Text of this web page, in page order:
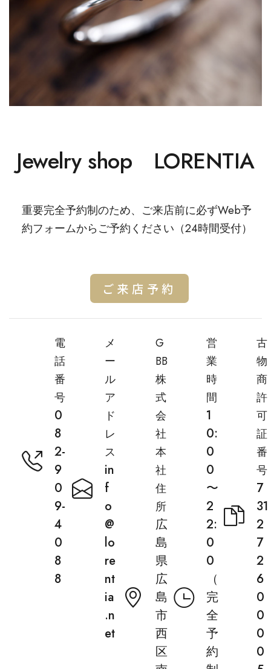
Jewelry shop LORENTIA
重要完全予約制のため、ご来店前に必ずWeb予
約フォームからご予約ください（24時間受付）
ご来店予約
電
話
番
号
0
8
2-
9
0
9-
4
0
8
8
メ
ー
ル
ア
ド
レ
ス
in
f
o
@
lo
re
nt
ia
.n
et
G
BB
株
式
会
社
本
社
住
所
広
島
県
広
島
市
西
区
営
業
時
間
1
0:
0
0
〜
2
2:
0
0
（
完
全
予
約
古
物
商
許
可
証
番
号
7
31
2
7
2
6
0
0
0
0